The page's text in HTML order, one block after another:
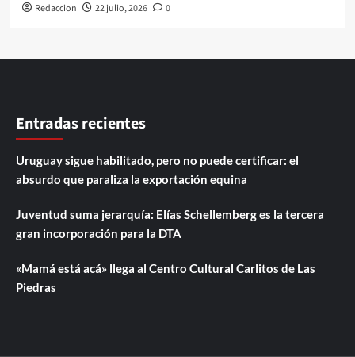
Redaccion 22 julio, 2026 0
Entradas recientes
Uruguay sigue habilitado, pero no puede certificar: el
absurdo que paraliza la exportación equina
Juventud suma jerarquía: Elías Schellemberg es la tercera
gran incorporación para la DTA
«Mamá está acá» llega al Centro Cultural Carlitos de Las
Piedras